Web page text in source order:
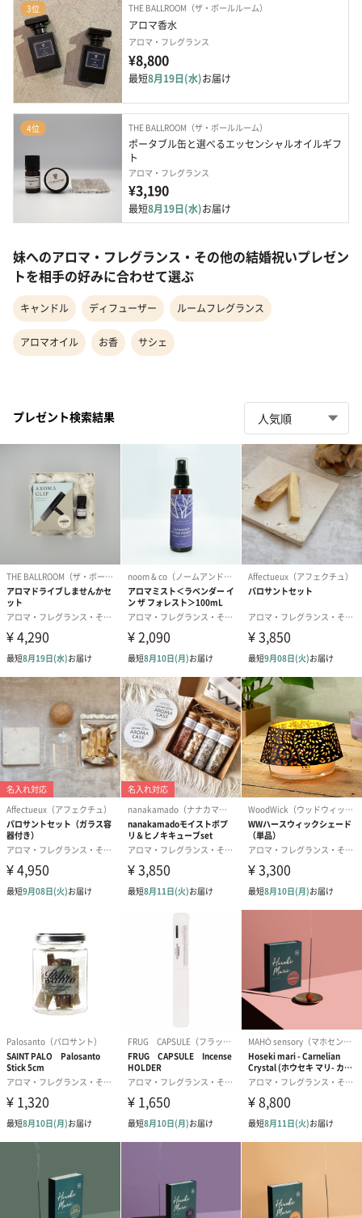
3位 THE BALLROOM（ザ・ボールルーム）
アロマ香水
アロマ・フレグランス
¥8,800
最短8月19日(水)お届け
4位 THE BALLROOM（ザ・ボールルーム）
ポータブル缶と選べるエッセンシャルオイルギフ
ト
アロマ・フレグランス
¥3,190
最短8月19日(水)お届け
妹へのアロマ・フレグランス・その他の結婚祝いプレゼン
トを相手の好みに合わせて選ぶ
キャンドル ディフューザー ルームフレグランス
アロマオイル お香 サシェ
プレゼント検索結果